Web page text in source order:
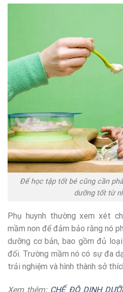
Để học tập tốt bé cũng cần
dưỡng tốt từ
Phụ huynh thường xem xét
mầm non để đảm bảo rằng nó
dưỡng cơ bản, bao gồm đủ
đối. Trường mầm nó có sự đa
trải nghiệm và hình thành sở
Xem thêm: CHẾ ĐỘ DINH